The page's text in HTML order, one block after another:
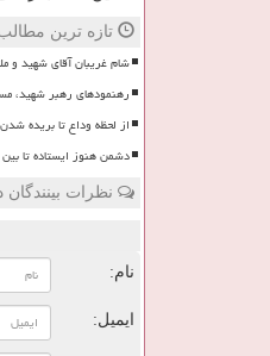
تازه ترین
شام غریبان آقای شهید و
رهنمودهای رهبر شهید،
از لحظه وداع تا بریده
دشمن هنوز ایستاده تا بین
نظرات
نام:
ایمیل: